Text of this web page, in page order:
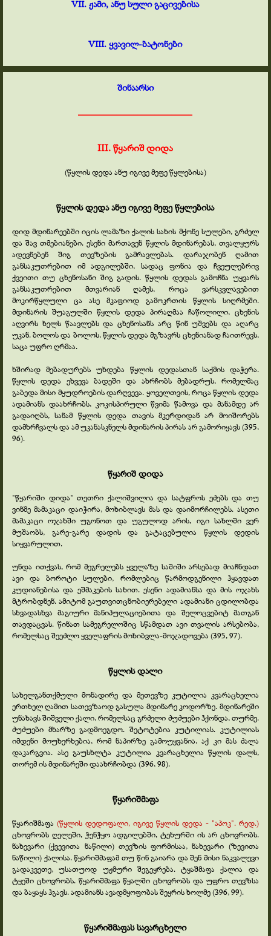
VII. ჟამი, ანუ სული გაცივებისა
VIII. ყვავილ-ბატონები
შინაარსი
III. წყარიშ დიდა
(წყლის დედა ანუ იგივე მეფე წყლებისა)
წყლის დედა ანუ იგივე მეფე წყლებისა
დიდ მდინარეებში იცის ლამაზი ქალის სახის მქონე სულები, გრძელ
და შავ თმებიანები. ესენი მართავენ წყლის მდინარებას, თვალყურს
ადევნებენ შიგ თევზების გამრავლებას. დარაჯობენ ღამით
განსაკუთრებით იმ ადგილებში, სადაც ფონია და ჩვეულებრივ
ქვეითი თუ ცხენოსანი შიგ გადის. წყლის დედას გამოჩნა უყვარს
განსაკუთრებით მთვარიან ღამეს, როცა ვარსკვლავებით
მოკირწყლული ცა ასე მკაფიოდ გამოკრთის წყლის სიღრმეში.
მდინარის შუაგულში წყლის დედა პირაღმაა ჩაწოლილი, ცხენის
აღვირს ხელს წაავლებს და ცხენოსანს არც წინ უშვებს და აღარც
უკან. ბოლოს და ბოლოს, წყლის დედა მგზავრს ცხენიანად ჩაითრევს,
საცა უფრო ღრმაა.
ხშირად მებადურებს უხდება წყლის დედასთან საქმის დაჭერა.
წყლის დედა ეხვევა ბადეში და ახრჩობს მებადრუს, რომელმაც
გაბედა მისი მყუდროების დარღვევა. ყოველთვის, როცა წყლის დედა
ადამიანს დაახრჩობს, კოკისპირული წვიმა წამოვა და მანამდე არ
გადაიღბს, სანამ წყლის დედა თავის მკერდიდან არ მოიშორებს
დამხრჩვალს და ამ უკანასკნელს მდინარის პირას არ გამორიყავს (395,
96).
წყარიშ დიდა
"წყარიში დიდა" თეთრი ქალიშვილია და სატფროს ეძებს და თუ
ვინმე მამაკაცი დაიჭირა, მოხიბლავს მას და დაიმორჩილებს. ასეთი
მამაკაცი ოჯახში უგონოთ და უგულოდ არის, იგი სახლში ვერ
მუშაობს, გარე-გარე დადის და გატაცებულია წყლის დედის
სიყვარულით.
უნდა ითქვას, რომ მეგრელებს ყველაზე საშიში არსებად მიაჩნდათ
ავი და ბოროტი სულები, რომლებიც წარმოდგენილი ჰყავდათ
კუდიანებისა და ეშმაკების სახით. ესენი ადამიანსა და მის ოჯახს
მტრობდნენ. ამიტომ გაუთვითცნობიერებელი ადამიანი ცდილობდა
სხვადასხვა მაგიური მანიპულაციებითა და შელოცვებიტ მათგან
თავდაცვას. წინათ სამეგრელოშიც სწამდათ ავი თვალის არსებობა,
რომელსაც შეეძლო ყველაფრის მოხიბვლა-მოჯადოვება (395, 97).
წყლის დალი
სახელგანთქმული მონადირე და მეთევზე კუტილია კვარაცხელია
ერთხელ ღამით სათევზაოდ გასულა მდინარე კოდორზე. მდინარეში
უნახავს შიშველი ქალი, რომელსაც გრძელი ძუძუები ჰქონდა, თურმე.
ძუძუები მხარზე გადმოეგდო. შეტოტებია კუტილიას. კუტილიას
იმდენი მოუხერხებია, რომ ნაპირზე გამოუყვანია, აქ კი მას ძალა
დაკარგვია. ასე გაუსხლტა კუტილია კვარაცხელია წყლის დალს,
თორემ ის მდინარეში დაახრჩობდა (396, 98).
წყარიშმაფა
წყარიშმაფა (წყლის დედოფალი, იგივე წყლის დედა - "აპოკ". რედ.)
ცხოვრობს ღელეში, ჭენჭყო ადგილებში, ტეხურში ის არ ცხოვრობს.
ნახევარი (ქვევითა ნაწილი) თევზის ფორმისაა, ნახევარი (ზევითა
ნაწილი) ქალისა. წყარიშმაფამ თუ წინ გაიარა და შენ მისი ნაკვალევი
გადაკვეთე, უსათუოდ უჟმური შეგეყრება. ტყაშმაფა ქალია და
ტყეში ცხოვრობს. წყარიშმაფა წყალში ცხოვრობს და უფრო თევზსა
და ბაყაყს ჰგავს. ადამიანს ავადმყოფობას შეყრის ხოლმე (396, 99).
წყარიშმაფას სავარცხელი